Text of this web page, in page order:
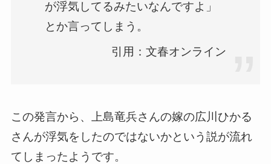
が浮気してるみたいなんですよ」
とか言ってしまう。
引用：文春オンライン
この発言から、上島竜兵さんの嫁の広川ひかる
さんが浮気をしたのではないかという説が流れ
てしまったようです。